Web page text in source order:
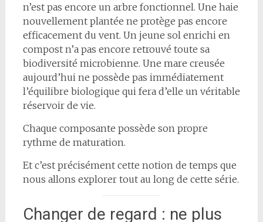
n’est pas encore un arbre fonctionnel. Une haie
nouvellement plantée ne protège pas encore
efficacement du vent. Un jeune sol enrichi en
compost n’a pas encore retrouvé toute sa
biodiversité microbienne. Une mare creusée
aujourd’hui ne possède pas immédiatement
l’équilibre biologique qui fera d’elle un véritable
réservoir de vie.
Chaque composante possède son propre
rythme de maturation.
Et c’est précisément cette notion de temps que
nous allons explorer tout au long de cette série.
Changer de regard : ne plus